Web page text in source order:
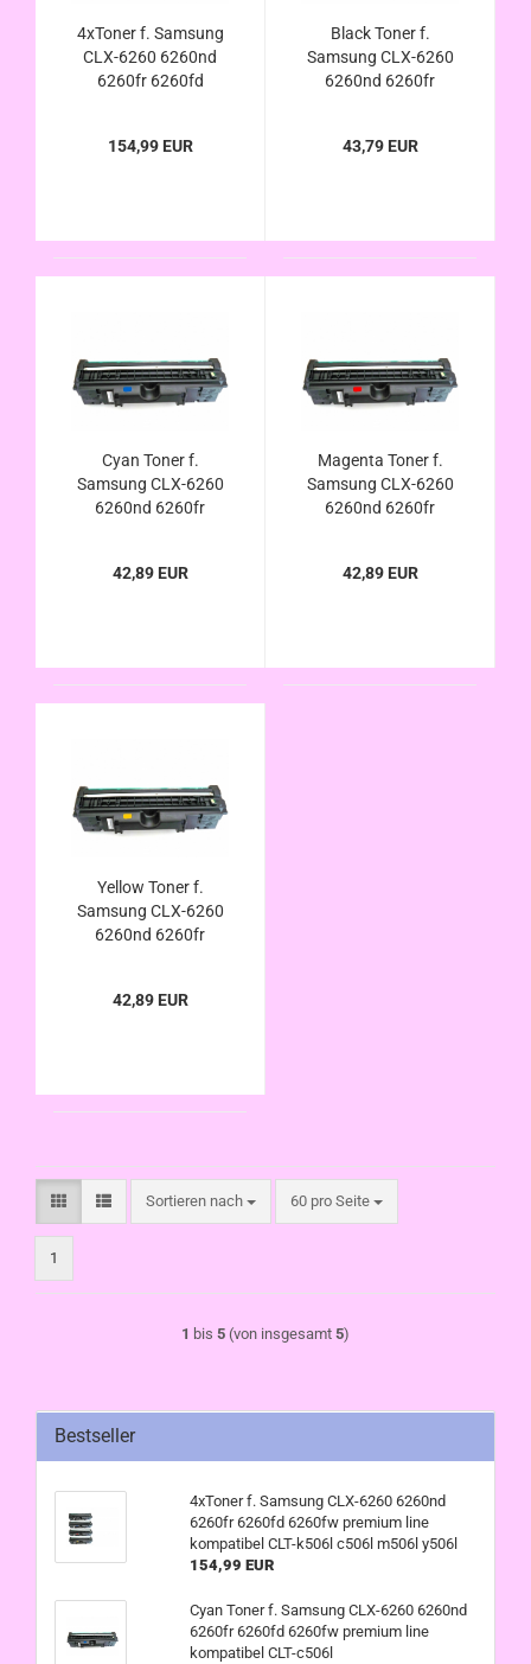
4xToner f. Samsung
CLX-6260 6260nd
6260fr 6260fd
c506l m506l y506l
154,99 EUR
Black Toner f.
Samsung CLX-6260
6260nd 6260fr
kompatibel CLT-k506l
43,79 EUR
Cyan Toner f.
Samsung CLX-6260
6260nd 6260fr
kompatibel CLT-c506l
42,89 EUR
Magenta Toner f.
Samsung CLX-6260
6260nd 6260fr
kompatibel CLT-
42,89 EUR
Yellow Toner f.
Samsung CLX-6260
6260nd 6260fr
kompatibel CLT-y506l
42,89 EUR
Sortieren nach
Sortieren nach 60 pro Seite
pro Seite
1
1 bis 5 (von insgesamt 5)
Bestseller
4xToner f. Samsung CLX-6260 6260nd
6260fr 6260fd 6260fw premium line
kompatibel CLT-k506l c506l m506l y506l
154,99 EUR
Cyan Toner f. Samsung CLX-6260 6260nd
6260fr 6260fd 6260fw premium line
kompatibel CLT-c506l